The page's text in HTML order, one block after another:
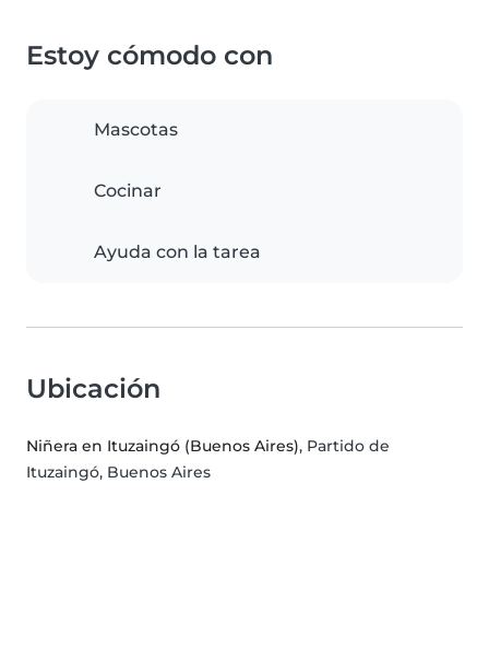
Estoy cómodo con
Mascotas
Cocinar
Ayuda con la tarea
Ubicación
Niñera en Ituzaingó (Buenos Aires), Partido de
Ituzaingó, Buenos Aires